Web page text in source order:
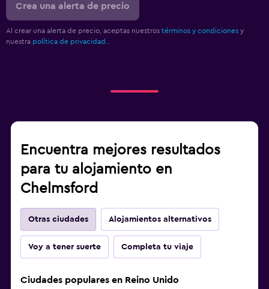
Crea una alerta de precio
Al crear una alerta de precio, aceptas nuestros términos y condiciones y
nuestra política de privacidad.
Encuentra mejores resultados
para tu alojamiento en
Chelmsford
Otras ciudades Alojamientos alternativos
Voy a tener suerte Completa tu viaje
Ciudades populares en Reino Unido